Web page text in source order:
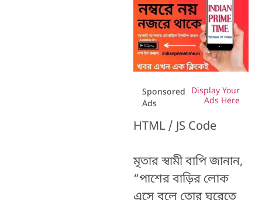
Sponsored
Ads
Display Your
Ads Here
HTML / JS Code
মৃতার স্বামী বাপি জানান,
“পাশের বাড়ির লোক
এসে বলে তোর ঘরেতে